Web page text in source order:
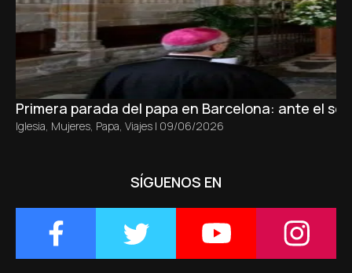
Primera parada del papa en Barcelona: ante el
Iglesia, Mujeres, Papa, Viajes | 09/06/2026
SÍGUENOS EN